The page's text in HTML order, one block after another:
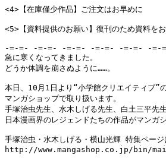
<4>【在庫僅少作品】ご注文はお早めに
<5>【資料提供のお願い】復刊のため資料を
-=-=- -=-=- -=-=- -=-=- -=-=- -=-
急に寒くなってきました。
どうか体調を崩さぬように……。
本日、10月1日より“小学館クリエイティブ”
マンガショップで取り扱います。
手塚治虫先生、水木しげる先生、白土三平先
日本漫画界のレジェンドたちの作品がマンガ
手塚治虫・水木しげる・横山光輝 特集ページ
http://www.mangashop.co.jp/bin/